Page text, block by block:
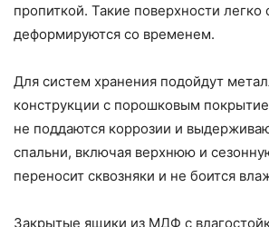
пропиткой. Такие поверхности
деформируются со временем.
Для систем хранения подойдут
конструкции с порошковым
не поддаются коррозии и
спальни, включая верхнюю и
переносит сквозняки и не боится
Закрытые ящики из МДФ с